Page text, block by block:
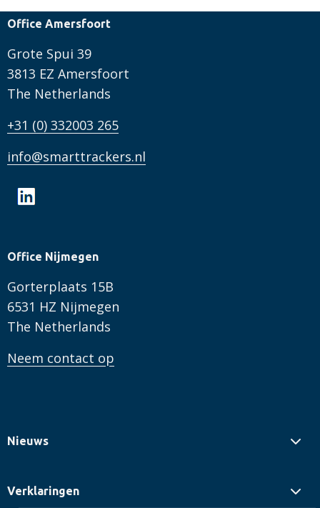
Office Amersfoort
Grote Spui 39
3813 EZ Amersfoort
The Netherlands
+31 (0) 332003 265
info@smarttrackers.nl
Office Nijmegen
Gorterplaats 15B
6531 HZ Nijmegen
The Netherlands
Neem contact op
Nieuws
Verklaringen